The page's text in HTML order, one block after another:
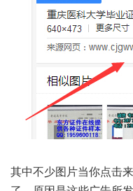
其中不少图片当你点击